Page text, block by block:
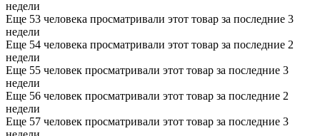
недели
Еще 53 человека просматривали этот товар за последние 3
недели
Еще 54 человека просматривали этот товар за последние 2
недели
Еще 55 человек просматривали этот товар за последние 3
недели
Еще 56 человек просматривали этот товар за последние 2
недели
Еще 57 человек просматривали этот товар за последние 3